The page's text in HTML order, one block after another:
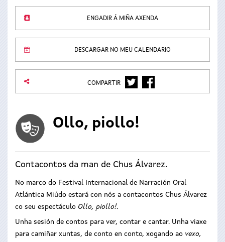
ENGADIR Á MIÑA AXENDA
DESCARGAR NO MEU CALENDARIO
COMPARTIR TWITTERFACEBOOK
Ollo, piollo!
Contacontos da man de Chus Álvarez.
No marco do Festival Internacional de Narración Oral
Atlántica Miúdo estará con nós a contacontos Chus Álvarez
co seu espectáculo Ollo, piollo!.
Unha sesión de contos para ver, contar e cantar. Unha viaxe
para camiñar xuntas, de conto en conto, xogando ao vexo,